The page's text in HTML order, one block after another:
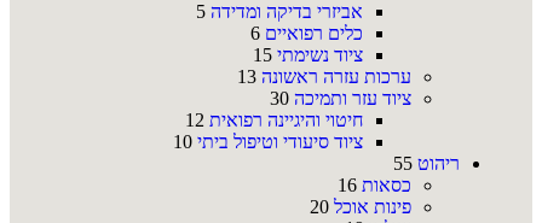
אביזרי בדיקה ומדידה 5
כלים רפואיים 6
ציוד נשימתי 15
ערכות עזרה ראשונה 13
ציוד עזר ותמיכה 30
חיטוי והיגיינה רפואית 12
ציוד סיעודי וטיפול ביתי 10
ריהוט 55
כסאות 16
פינות אוכל 20